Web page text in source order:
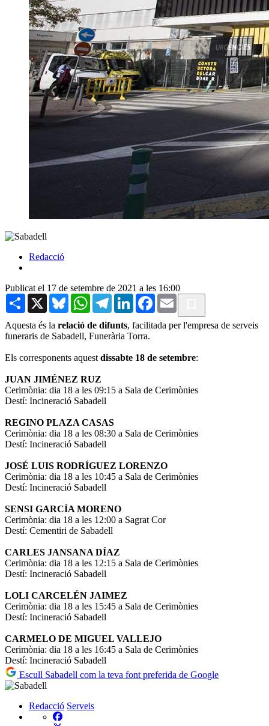
Redacció
Publicat el 17 de setembre de 2021 a les 16:00
Share X BlueskyWhatsAppTelegramLinkedInFacebook
Email
Aquesta és la relació de difunts, facilitada per l'empresa de serveis
funeraris de Sabadell, Funerària Torra.
Els corresponents aquest dissabte 18 de setembre:
JUAN JIMÉNEZ RUZ
Cerimònia: dia 18 a les 09:15 a Sala de Cerimònies
Destí: Incineració Sabadell
REGINO PLAZA CASAS
Cerimònia: dia 18 a les 08:30 a Sala de Cerimònies
Destí: Incineració Sabadell
JOSÉ LUIS RODRÍGUEZ LORENZO
Cerimònia: dia 18 a les 10:45 a Sala de Cerimònies
Destí: Incineració Sabadell
SENSI GARCÍA MORENO
Cerimònia: dia 18 a les 12:00 a Sagrat Cor
Destí: Cementiri de Sabadell
CARLES JANSANA DÍAZ
Cerimònia: dia 18 a les 12:15 a Sala de Cerimònies
Destí: Incineració Sabadell
LOLI CARCELÉN JAIMEZ
Cerimònia: dia 18 a les 15:45 a Sala de Cerimònies
Destí: Incineració Sabadell
CARMELO DE MIGUEL VALLEJO
Cerimònia: dia 18 a les 16:45 a Sala de Cerimònies
Destí: Incineració Sabadell
Escull Sabadell com la teva font preferida de Google
Redacció Serveis